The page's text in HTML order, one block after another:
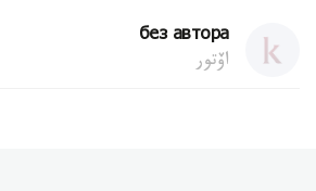
без автора
اۆتور